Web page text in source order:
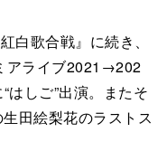
歌合戦』に続き、
アライブ2021→202
はしご”出演。またそ
田絵梨花のラストス